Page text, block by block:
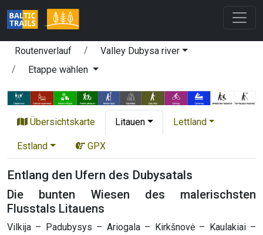
Routenverlauf
Valley Dubysa river
Etappe wählen
Übersichtskarte Litauen Lettland
Estland GPX
Entlang den Ufern des Dubysatals
Die bunten Wiesen des malerischsten
Flusstals Litauens
Vilkija – Padubysys – Ariogala – Kirkšnovė – Kaulakiai –